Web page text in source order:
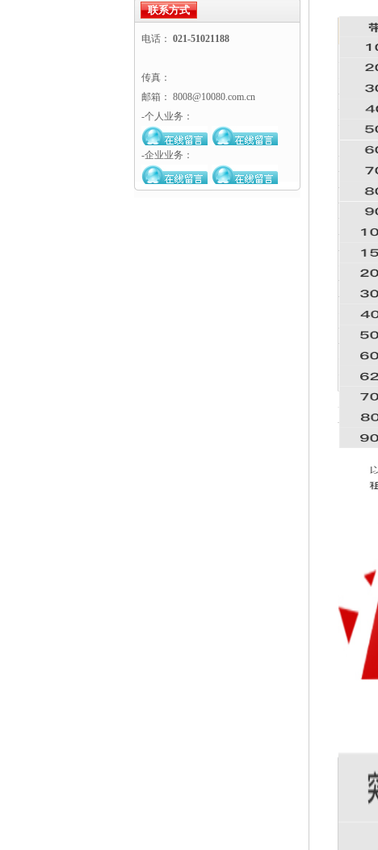
联系方式
电话： 021-51021188
传真：
邮箱： 8008@10080.com.cn
-个人业务：
-企业业务：